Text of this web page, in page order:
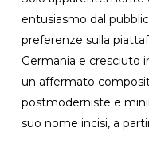
entusiasmo dal
preferenze sulla
Germania e cresciuto
un affermato
postmoderniste e
suo nome incisi, a